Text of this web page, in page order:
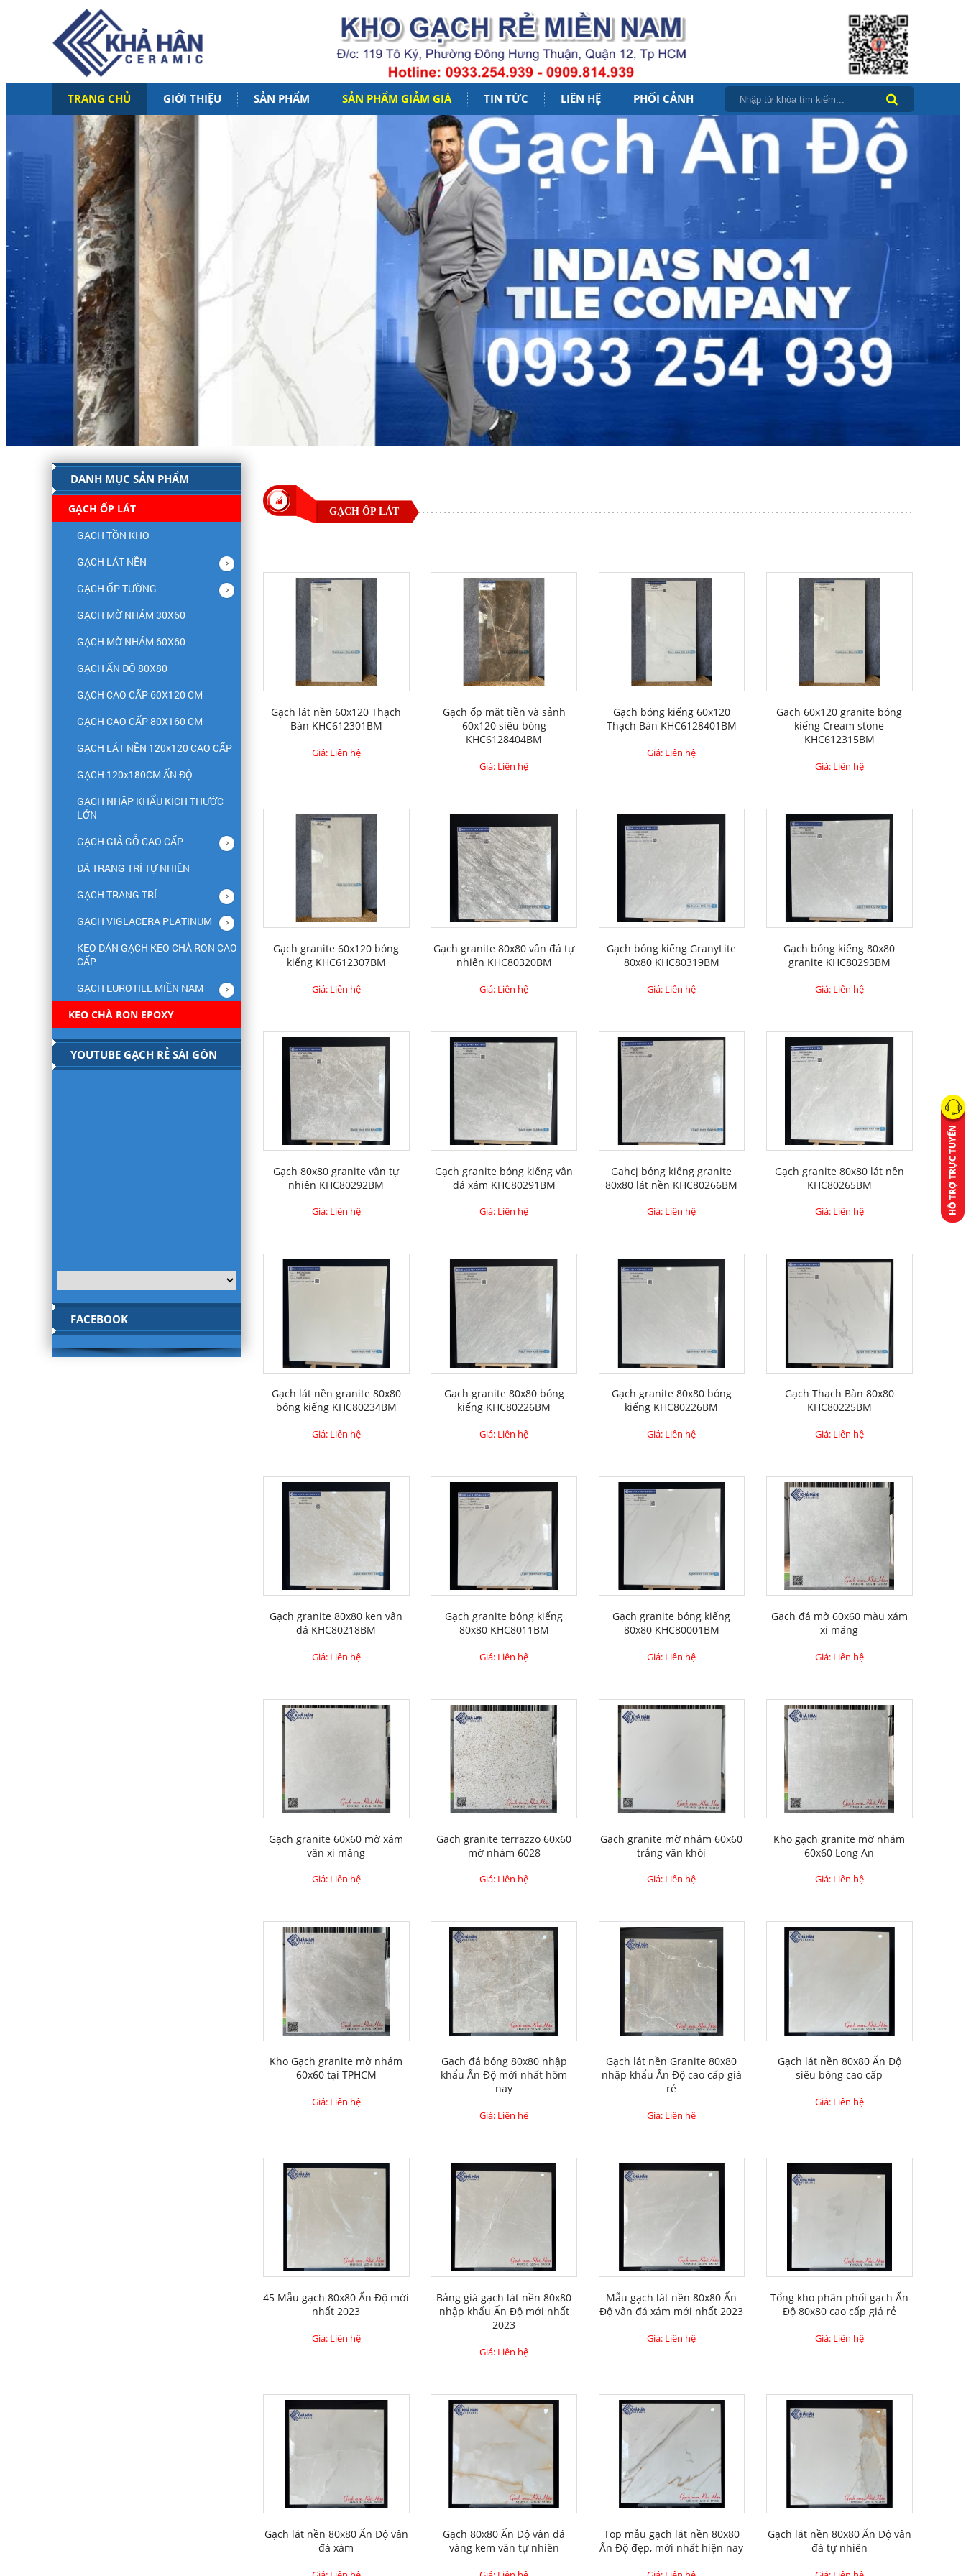
TRANG CHỦ GIỚI THIỆU SẢN PHẨM SẢN PHẨM GIẢM GIÁ TIN TỨC LIÊN HỆ PHỐI CẢNH
GẠCH ỐP LÁT
Gạch lát nền 60x120 Thạch
Bàn KHC612301BM
Giá: Liên hệ
Gạch ốp mặt tiền và sảnh
60x120 siêu bóng
KHC6128404BM
Giá: Liên hệ
Gạch bóng kiếng 60x120
Thạch Bàn KHC6128401BM
Giá: Liên hệ
Gạch 60x120 granite bóng
kiếng Cream stone
KHC612315BM
Giá: Liên hệ
Gạch granite 60x120 bóng
kiếng KHC612307BM
Giá: Liên hệ
Gạch granite 80x80 vân đá tự
nhiên KHC80320BM
Giá: Liên hệ
Gạch bóng kiếng GranyLite
80x80 KHC80319BM
Giá: Liên hệ
Gạch bóng kiếng 80x80
granite KHC80293BM
Giá: Liên hệ
Gạch 80x80 granite vân tự
nhiên KHC80292BM
Giá: Liên hệ
Gạch granite bóng kiếng vân
đá xám KHC80291BM
Giá: Liên hệ
Gahcj bóng kiếng granite
80x80 lát nền KHC80266BM
Giá: Liên hệ
Gạch granite 80x80 lát nền
KHC80265BM
Giá: Liên hệ
Gạch lát nền granite 80x80
bóng kiếng KHC80234BM
Giá: Liên hệ
Gạch granite 80x80 bóng
kiếng KHC80226BM
Giá: Liên hệ
Gạch granite 80x80 bóng
kiếng KHC80226BM
Giá: Liên hệ
Gạch Thạch Bàn 80x80
KHC80225BM
Giá: Liên hệ
Gạch granite 80x80 ken vân
đá KHC80218BM
Giá: Liên hệ
Gạch granite bóng kiếng
80x80 KHC8011BM
Giá: Liên hệ
Gạch granite bóng kiếng
80x80 KHC80001BM
Giá: Liên hệ
Gạch đá mờ 60x60 màu xám
xi măng
Giá: Liên hệ
Gạch granite 60x60 mờ xám
vân xi măng
Giá: Liên hệ
Gạch granite terrazzo 60x60
mờ nhám 6028
Giá: Liên hệ
Gạch granite mờ nhám 60x60
trắng vân khói
Giá: Liên hệ
Kho gạch granite mờ nhám
60x60 Long An
Giá: Liên hệ
Kho Gạch granite mờ nhám
60x60 tại TPHCM
Giá: Liên hệ
Gạch đá bóng 80x80 nhập
khẩu Ấn Độ mới nhất hôm
nay
Giá: Liên hệ
Gạch lát nền Granite 80x80
nhập khẩu Ấn Độ cao cấp giá
rẻ
Giá: Liên hệ
Gạch lát nền 80x80 Ấn Độ
siêu bóng cao cấp
Giá: Liên hệ
45 Mẫu gạch 80x80 Ấn Độ mới
nhất 2023
Giá: Liên hệ
Bảng giá gạch lát nền 80x80
nhập khẩu Ấn Độ mới nhất
2023
Giá: Liên hệ
Mẫu gạch lát nền 80x80 Ấn
Độ vân đá xám mới nhất 2023
Giá: Liên hệ
Tổng kho phân phối gạch Ấn
Độ 80x80 cao cấp giá rẻ
Giá: Liên hệ
Gạch lát nền 80x80 Ấn Độ vân
đá xám
Gạch 80x80 Ấn Độ vân đá
vàng kem vân tự nhiên
Top mẫu gạch lát nền 80x80
Ấn Độ đẹp, mới nhất hiện nay
Gạch lát nền 80x80 Ấn Độ vân
đá tự nhiên
DANH MỤC SẢN PHẨM
GẠCH ỐP LÁT
GẠCH TỒN KHO
GẠCH LÁT NỀN
GẠCH ỐP TƯỜNG
GẠCH MỜ NHÁM 30X60
GẠCH MỜ NHÁM 60X60
GẠCH ẤN ĐỘ 80X80
GẠCH CAO CẤP 60X120 CM
GẠCH CAO CẤP 80X160 CM
GẠCH LÁT NỀN 120x120 CAO CẤP
GẠCH 120x180CM ẤN ĐỘ
GẠCH NHẬP KHẨU KÍCH THƯỚC
LỚN
GẠCH GIẢ GỖ CAO CẤP
ĐÁ TRANG TRÍ TỰ NHIÊN
GẠCH TRANG TRÍ
GẠCH VIGLACERA PLATINUM
KEO DÁN GẠCH KEO CHÀ RON CAO
CẤP
GẠCH EUROTILE MIỀN NAM
KEO CHÀ RON EPOXY
YOUTUBE GẠCH RẺ SÀI GÒN
FACEBOOK